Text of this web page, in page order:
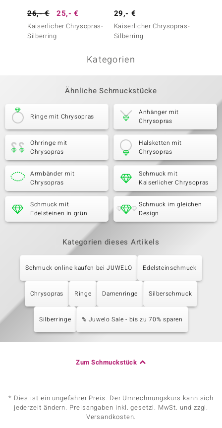
26,- € 25,- €
Kaiserlicher Chrysopras-
Silberring
29,- €
Kaiserlicher Chrysopras-
Silberring
Kategorien
Ähnliche Schmuckstücke
Ringe mit Chrysopras
Anhänger mit
Chrysopras
Ohrringe mit
Chrysopras
Halsketten mit
Chrysopras
Armbänder mit
Chrysopras
Schmuck mit
Kaiserlicher Chrysopras
Schmuck mit
Edelsteinen in grün
Schmuck im gleichen
Design
Kategorien dieses Artikels
Schmuck online kaufen bei JUWELO Edelsteinschmuck
Chrysopras Ringe Damenringe Silberschmuck
Silberringe % Juwelo Sale - bis zu 70% sparen
Zum Schmuckstück
* Dies ist ein ungefährer Preis. Der Umrechnungskurs kann sich
jederzeit ändern. Preisangaben inkl. gesetzl. MwSt. und zzgl.
Versandkosten.